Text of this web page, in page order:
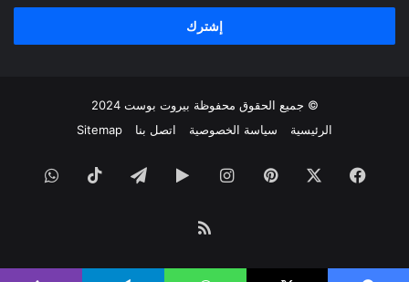
الإلكتروني
© جميع الحقوق محفوظة بيروت بوست 2024
الرئيسية
سياسة الخصوصية اتصل بنا Sitemap
فيسبوك بينتيريستانستقرام‏Googleتيلقرام ‫TikTok
ملخص
الموقع